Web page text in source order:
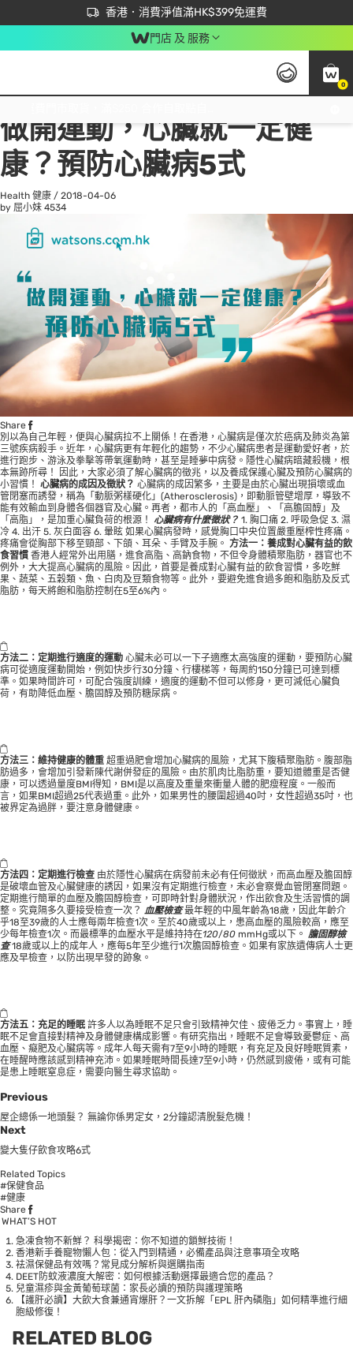
香港．消費淨值滿HK$399免運費
立即成為易賞錢會員盡享獨家優惠
首次APP下單買滿$450 輸入 NEWAPP 即減$50
門店 及 服務
0
All
做開運動，心臟就一定健
康？預防心臟病5式
Health 健康 / 2018-04-06
by 屈小妹 4534
Share
別以為自己年輕，便與心臟病拉不上關係！在香港，心臟病是僅次於癌病及肺炎為第
三號疾病殺手。近年，心臟病更有年輕化的趨勢，不少心臟病患者是運動愛好者，於
進行跑步、游泳及拳擊等帶氧運動時，甚至是睡夢中病發。隱性心臟病暗藏殺機，根
本無跡所尋！ 因此，大家必須了解心臟病的徵兆，以及養成保護心臟及預防心臟病的
小習慣！ 心臟病的成因及徵狀？ 心臟病的成因繁多，主要是由於心臟出現損壞或血
管閉塞而誘發，稱為「動脈粥樣硬化」(Atherosclerosis)，即動脈管壁增厚，導致不
能有效輸血到身體各個器官及心臟。再者，都市人的「高血壓」、「高膽固醇」及
「高脂」，是加重心臟負荷的根源！ 心臟病有什麼徵狀？ 1. 胸口痛 2. 呼吸急促 3. 濕
冷 4. 出汗 5. 灰白面容 6. 暈眩 如果心臟病發時，感覺胸口中央位置嚴重壓榨性疼痛。
疼痛會從胸部下移至頸部、下頜、耳朵、手臂及手腕。 方法一：養成對心臟有益的飲
食習慣 香港人經常外出用膳，進食高脂、高鈉食物，不但令身體積聚脂肪，器官也不
例外，大大提高心臟病的風險。因此，首要是養成對心臟有益的飲食習慣，多吃鮮
果、蔬菜、五穀類、魚、白肉及豆類食物等。此外，要避免進食過多飽和脂肪及反式
脂肪，每天將飽和脂肪控制在5至6%內。
方法二：定期進行適度的運動 心臟未必可以一下子適應太高強度的運動，要預防心臟
病可從適度運動開始，例如快步行30分鐘、行樓梯等，每周約150分鐘已可達到標
準。如果時間許可，可配合強度訓練，適度的運動不但可以修身，更可減低心臟負
荷，有助降低血壓、膽固醇及預防糖尿病。
方法三：維持健康的體重 超重過肥會增加心臟病的風險，尤其下腹積聚脂肪。腹部脂
肪過多，會增加引發新陳代謝併發症的風險。由於肌肉比脂肪重，要知道體重是否健
康，可以透過量度BMI得知，BMI是以高度及重量來衝量人體的肥瘦程度。一般而
言，如果BMI超過25代表過重。此外，如果男性的腰圍超過40吋，女性超過35吋，也
被界定為過胖，要注意身體健康。
方法四：定期進行檢查 由於隱性心臟病在病發前未必有任何徵狀，而高血壓及膽固醇
是破壞血管及心臟健康的誘因，如果沒有定期進行檢查，未必會察覺血管閉塞問題。
定期進行簡單的血壓及膽固醇檢查，可即時針對身體狀況，作出飲食及生活習慣的調
整。究竟隔多久要接受檢查一次？ 血壓檢查最年輕的中風年齡為18歲，因此年齡介
乎18至39歲的人士應每兩年檢查1次。至於40歲或以上，患高血壓的風險較高，應至
少每年檢查1次。而最標準的血壓水平是維持持在120/80 mmHg或以下。 膽固醇檢
查18歲或以上的成年人，應每5年至少進行1次膽固醇檢查。如果有家族遺傳病人士更
應及早檢查，以防出現早發的跡象。
方法五：充足的睡眠 許多人以為睡眠不足只會引致精神欠佳、疲倦乏力。事實上，睡
眠不足會直接對精神及身體健康構成影響。有研究指出，睡眠不足會導致憂鬱症、高
血壓、癡肥及心臟病等。成年人每天需有7至9小時的睡眠，有充足及良好睡眠質素，
在睡醒時應該感到精神充沛。如果睡眠時間長達7至9小時，仍然感到疲倦，或有可能
是患上睡眠窒息症，需要向醫生尋求協助。
Previous
屋企總係一地頭髮？ 無論你係男定女，2分鐘認清脫髮危機！
Next
變大隻仔飲食攻略6式
Related Topics
#保健食品
#健康
Share
WHAT’S HOT
急凍食物不新鮮？ 科學揭密：你不知道的鎖鮮技術！
香港新手養寵物懶人包：從入門到精通，必備產品與注意事項全攻略
袪濕保健品有效嗎？常見成分解析與選購指南
DEET防蚊液濃度大解密：如何根據活動選擇最適合您的產品？
兒童濕疹與金黃葡萄球菌：家長必讀的預防與護理策略
【護肝必讀】大飲大食兼通宵爆肝？一文拆解「EPL 肝內磷脂」如何精準進行細
胞級修復！
RELATED BLOG